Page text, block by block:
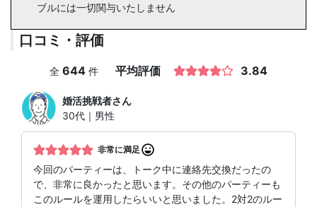
ブルには一切関与いたしません
口コミ・評価
全 644 件 平均評価 3.84
婚活挑戦者さん
30代｜男性
非常に満足
今回のパーティーは、トーク中に連絡先交換だったの
で、非常に良かったと思います。その他のパーティーも
このルールを運用したらいいと思いました。2対2のルー